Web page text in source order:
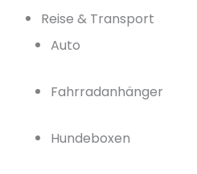
Reise & Transport
Auto
Fahrradanhänger
Hundeboxen